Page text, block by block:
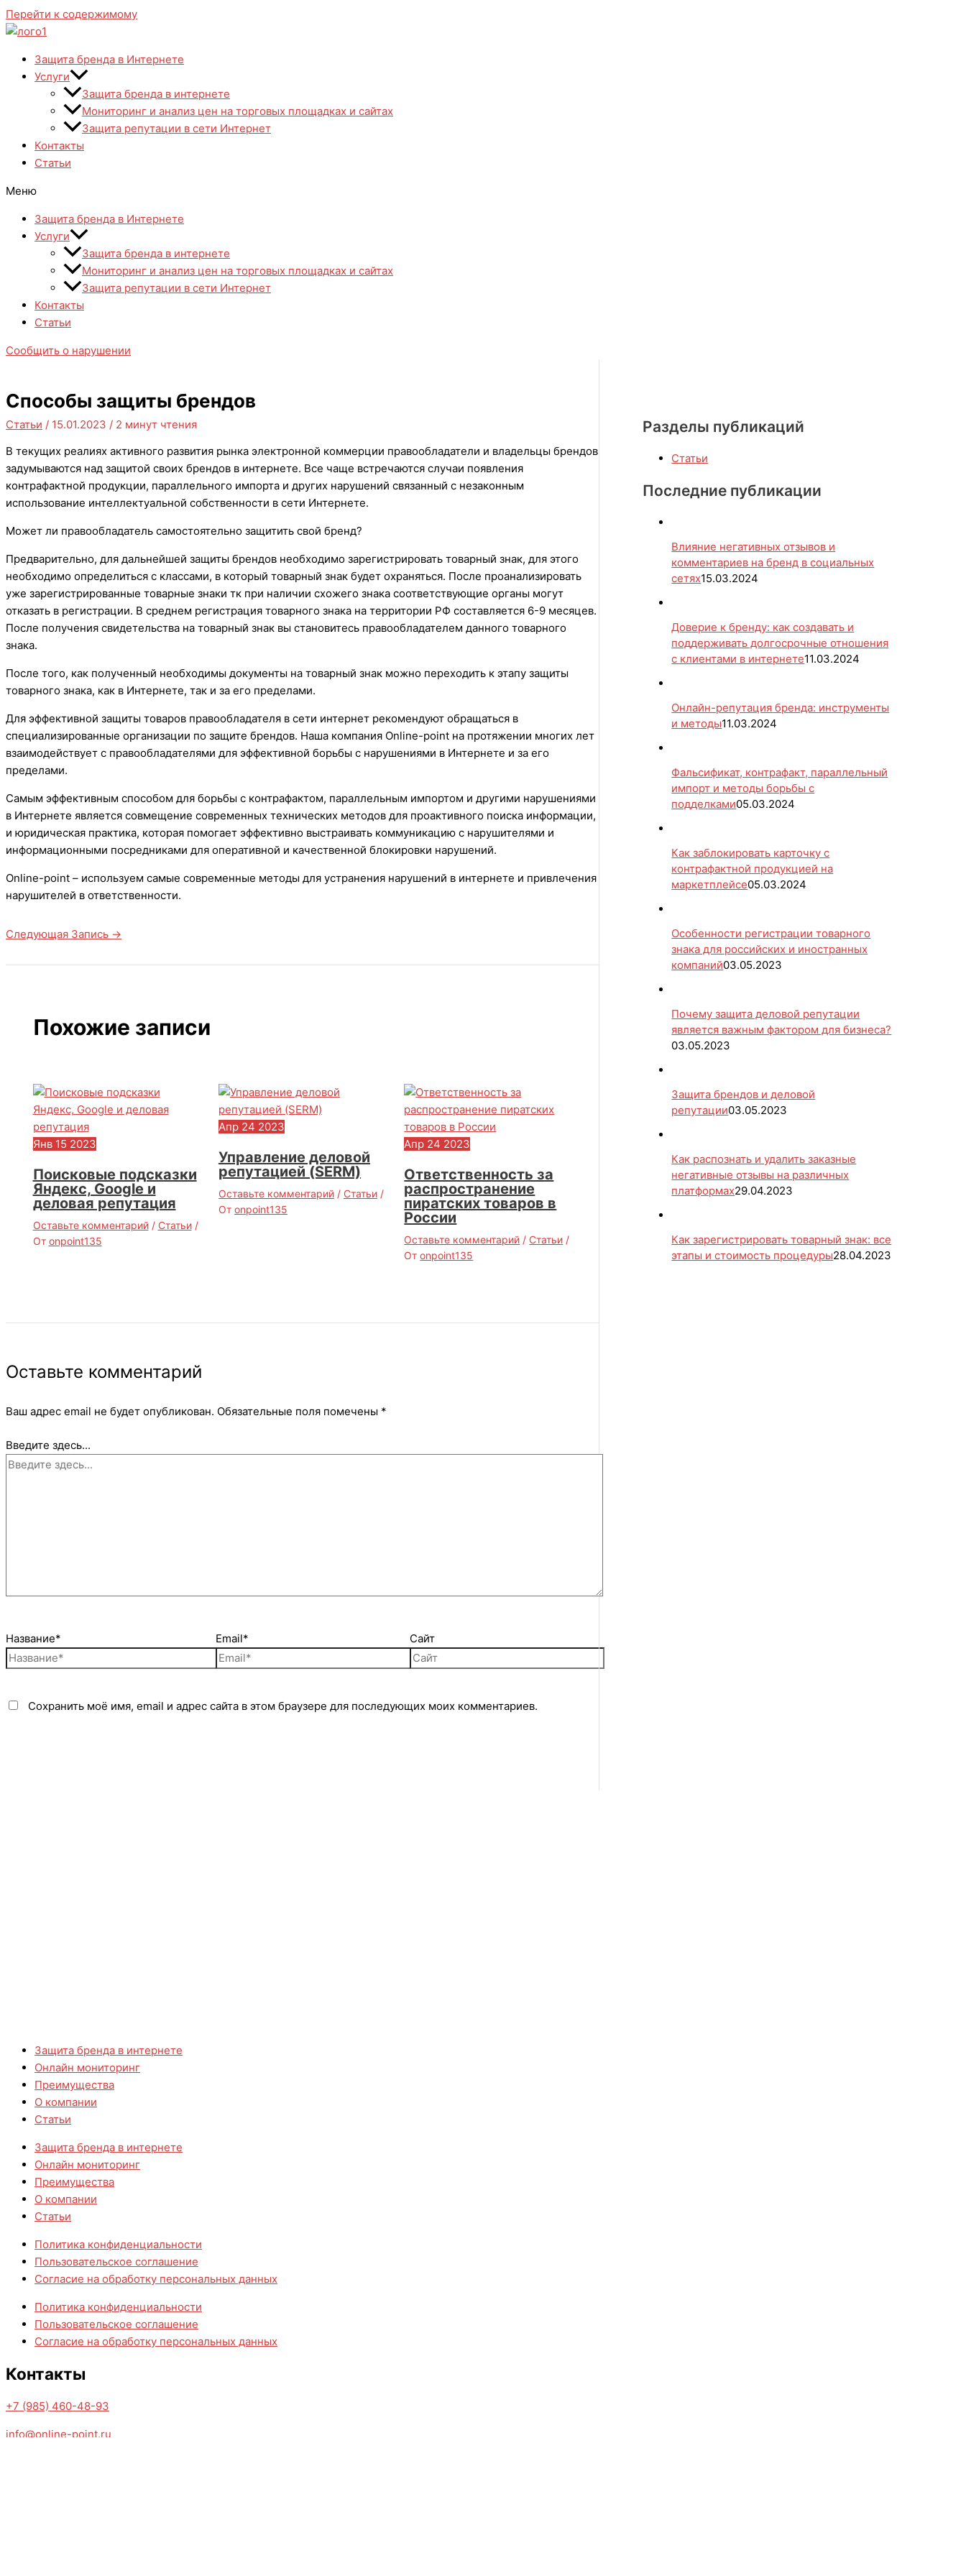
Перейти к содержимому
Защита бренда в Интернете
Услуги
Защита бренда в интернете
Мониторинг и анализ цен на торговых площадках и сайтах
Защита репутации в сети Интернет
Контакты
Статьи
Меню
Защита бренда в Интернете
Услуги
Защита бренда в интернете
Мониторинг и анализ цен на торговых площадках и сайтах
Защита репутации в сети Интернет
Контакты
Статьи
Сообщить о нарушении
Способы защиты брендов
Статьи / 15.01.2023 / 2 минут чтения
В текущих реалиях активного развития рынка электронной коммерции правообладатели и владельцы брендов
задумываются над защитой своих брендов в интернете. Все чаще встречаются случаи появления
контрафактной продукции, параллельного импорта и других нарушений связанный с незаконным
использование интеллектуальной собственности в сети Интернете.
Может ли правообладатель самостоятельно защитить свой бренд?
Предварительно, для дальнейшей защиты брендов необходимо зарегистрировать товарный знак, для этого
необходимо определиться с классами, в который товарный знак будет охраняться. После проанализировать
уже зарегистрированные товарные знаки тк при наличии схожего знака соответствующие органы могут
отказать в регистрации. В среднем регистрация товарного знака на территории РФ составляется 6-9 месяцев.
После получения свидетельства на товарный знак вы становитесь правообладателем данного товарного
знака.
После того, как полученный необходимы документы на товарный знак можно переходить к этапу защиты
товарного знака, как в Интернете, так и за его пределами.
Для эффективной защиты товаров правообладателя в сети интернет рекомендуют обращаться в
специализированные организации по защите брендов. Наша компания Online-point на протяжении многих лет
взаимодействует с правообладателями для эффективной борьбы с нарушениями в Интернете и за его
пределами.
Самым эффективным способом для борьбы с контрафактом, параллельным импортом и другими нарушениями
в Интернете является совмещение современных технических методов для проактивного поиска информации,
и юридическая практика, которая помогает эффективно выстраивать коммуникацию с нарушителями и
информационными посредниками для оперативной и качественной блокировки нарушений.
Online-point – используем самые современные методы для устранения нарушений в интернете и привлечения
нарушителей в ответственности.
Следующая Запись →
Похожие записи
Янв 15 2023
Поисковые подсказки
Яндекс, Google и
деловая репутация
Оставьте комментарий / Статьи/
От onpoint135
Апр 24 2023
Управление деловой
репутацией (SERM)
Оставьте комментарий / Статьи/
От onpoint135
Апр 24 2023
Ответственность за
распространение
пиратских товаров в
России
Оставьте комментарий / Статьи /
Отonpoint135
Оставьте комментарий
Ваш адрес email не будет опубликован. Обязательные поля помечены *
Введите здесь...
Название* Email* Сайт
Сохранить моё имя, email и адрес сайта в этом браузере для последующих моих комментариев.
Разделы публикаций
Статьи
Последние публикации
Влияние негативных отзывов и
комментариев на бренд в социальных
сетях15.03.2024
Доверие к бренду: как создавать и
поддерживать долгосрочные отношения
с клиентами в интернете11.03.2024
Онлайн-репутация бренда: инструменты
и методы11.03.2024
Фальсификат, контрафакт, параллельный
импорт и методы борьбы с
подделками05.03.2024
Как заблокировать карточку с
контрафактной продукцией на
маркетплейсе05.03.2024
Особенности регистрации товарного
знака для российских и иностранных
компаний03.05.2023
Почему защита деловой репутации
является важным фактором для бизнеса?
03.05.2023
Защита брендов и деловой
репутации03.05.2023
Как распознать и удалить заказные
негативные отзывы на различных
платформах29.04.2023
Как зарегистрировать товарный знак: все
этапы и стоимость процедуры28.04.2023
Защита бренда в интернете
Онлайн мониторинг
Преимущества
О компании
Статьи
Защита бренда в интернете
Онлайн мониторинг
Преимущества
О компании
Статьи
Политика конфиденциальности
Пользовательское соглашение
Согласие на обработку персональных данных
Политика конфиденциальности
Пользовательское соглашение
Согласие на обработку персональных данных
Контакты
+7 (985) 460-48-93
info@online-point.ru